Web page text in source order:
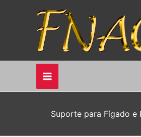
Suporte para Fígado e